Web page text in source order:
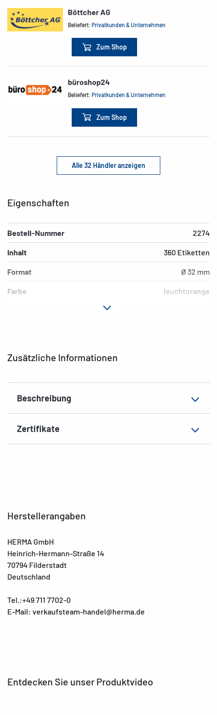
Böttcher AG
Beliefert:Privatkunden & Unternehmen
Zum Shop
büroshop24
Beliefert:Privatkunden & Unternehmen
Zum Shop
Alle 32 Händler anzeigen
Zusätzliche Informationen
Beschreibung
Zertifikate
Eigenschaften
Bestell-Nummer 2274
Inhalt 360 Etiketten
Format Ø 32 mm
Farbe leuchtorange
Herstellerangaben
HERMA GmbH
Heinrich-Hermann-Straße 14
70794 Filderstadt
Deutschland
Tel.:+49 711 7702-0
E-Mail: verkaufsteam-handel@herma.de
Entdecken Sie unser Produktvideo